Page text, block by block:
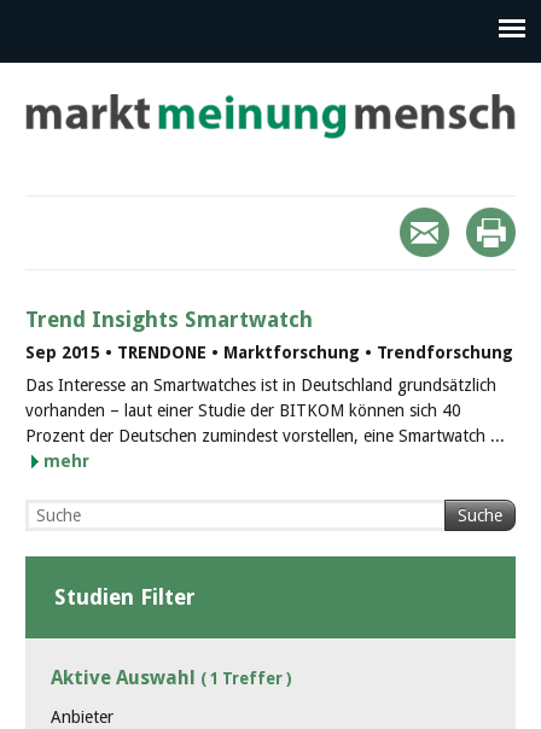
Trend Insights Smartwatch
Sep 2015 • TRENDONE • Marktforschung • Trendforschung
Das Interesse an Smartwatches ist in Deutschland grundsätzlich
vorhanden – laut einer Studie der BITKOM können sich 40
Prozent der Deutschen zumindest vorstellen, eine Smartwatch ...
mehr
Suche
Studien Filter
Aktive Auswahl ( 1 Treffer )
Anbieter